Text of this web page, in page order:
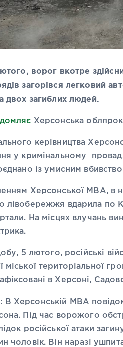
ворог вкотре
загорівся легковий
двох загиблих людей.
Херсонська
керівництва
у кримінальному
із умисним
Херсонської МВА, в
лівобережжя вдарила по
На місцях влучань
5 лютого, російські
міської територіальної
в Херсоні,
: В Херсонській МВА
Під час ворожого
російської атаки
чоловік. Він наразі